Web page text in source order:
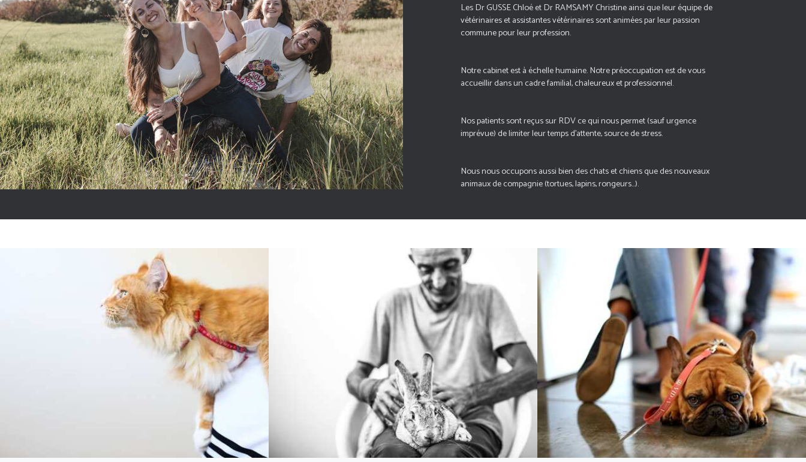
Les Dr GUSSE Chloé et Dr RAMSAMY Christine ainsi que leur équipe de
vétérinaires et assistantes vétérinaires sont animées par leur passion
commune pour leur profession.
Notre cabinet est à échelle humaine. Notre préoccupation est de vous
accueillir dans un cadre familial, chaleureux et professionnel.
Nos patients sont reçus sur RDV ce qui nous permet (sauf urgence
imprévue) de limiter leur temps d'attente, source de stress.
Nous nous occupons aussi bien des chats et chiens que des nouveaux
animaux de compagnie (tortues, lapins, rongeurs...).